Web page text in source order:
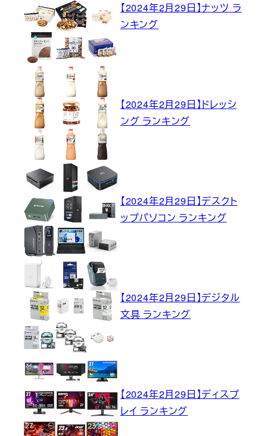
【2024年2月29日】ナッツ ラ
ンキング
【2024年2月29日】ドレッシ
ング ランキング
【2024年2月29日】デスクト
ップパソコン ランキング
【2024年2月29日】デジタル
文具 ランキング
【2024年2月29日】ディスプ
レイ ランキング